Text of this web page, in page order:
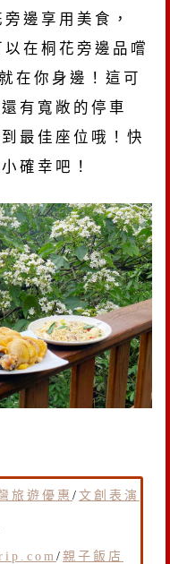
邊享用美食，
在桐花旁邊品嚐
在你身邊！這可
有寬敞的停車
最佳座位哦！快
確幸吧！
旅遊優惠 / 文創表演
/ 親子飯店